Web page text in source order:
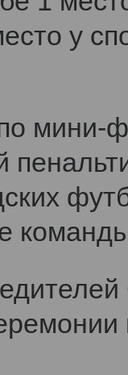
у
мини-